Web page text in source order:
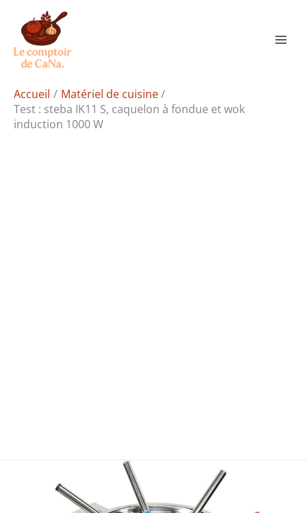
contenu
Accueil
Matériel de cuisine
Test : steba IK11 S, caquelon à fondue et wok
induction 1000 W
Rechercher